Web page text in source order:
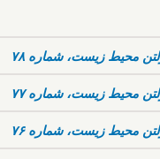
محیط زیست، شماره ۷۸
محیط زیست، شماره ۷۷
محیط زیست، شماره ۷۶